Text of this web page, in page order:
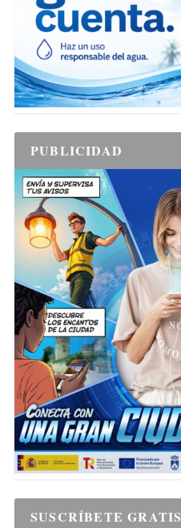
PUBLICIDAD
SUSCRÍBETE GRATIS